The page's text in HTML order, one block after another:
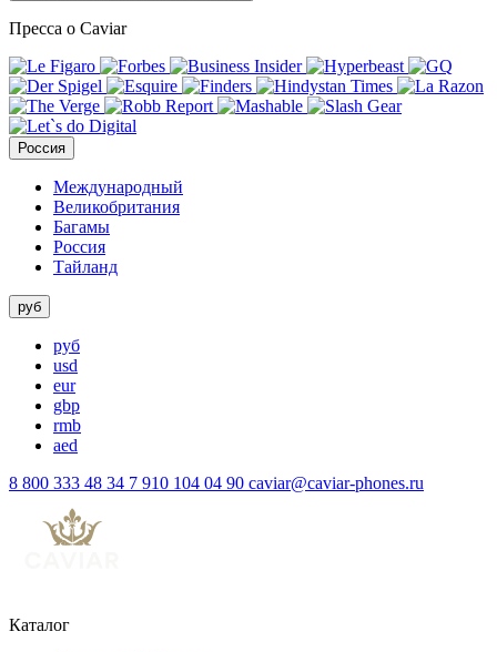
Пресса о Caviar
Россия
Международный
Великобритания
Багамы
Россия
Тайланд
руб
руб
usd
eur
gbp
rmb
aed
8 800 333 48 34 7 910 104 04 90 caviar@caviar-phones.ru
Каталог